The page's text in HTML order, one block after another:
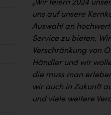
„Wir feiern 2024
uns auf unsere
Auswahl an
Service zu bieten.
Verschränkung von
Händler und wir
die muss man
wir auch in Zukunft
und viele weitere